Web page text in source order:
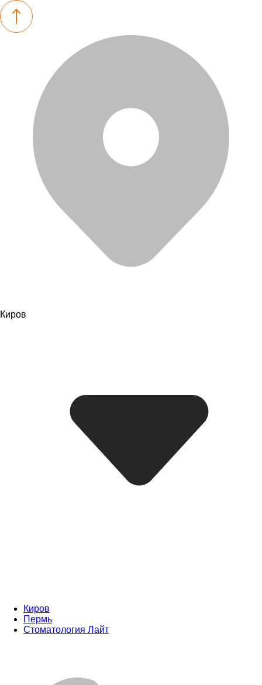
Киров
Киров
Пермь
Стоматология Лайт